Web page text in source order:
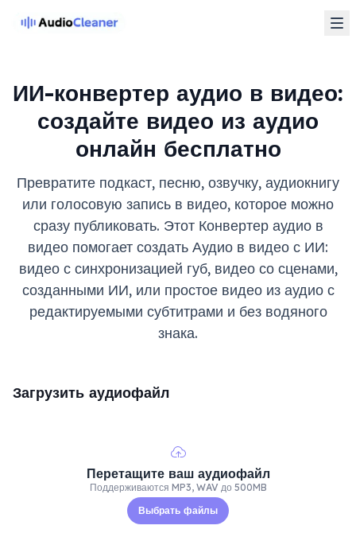
ИИ-конвертер аудио в видео:
создайте видео из аудио
онлайн бесплатно
Превратите подкаст, песню, озвучку, аудиокнигу
или голосовую запись в видео, которое можно
сразу публиковать. Этот Конвертер аудио в
видео помогает создать Аудио в видео с ИИ:
видео с синхронизацией губ, видео со сценами,
созданными ИИ, или простое видео из аудио с
редактируемыми субтитрами и без водяного
знака.
Загрузить аудиофайл
Перетащите ваш аудиофайл
Поддерживаются MP3, WAV до 500MB
Выбрать файлы